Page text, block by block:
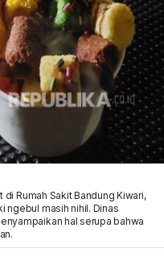
Rumah Sakit Bandung Kiwari,
ngebul masih nihil. Dinas
hal serupa bahwa